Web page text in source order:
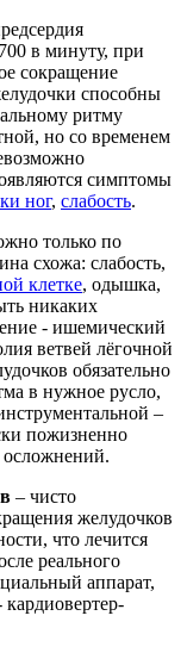
в минуту, при
сокращение
способны
ритму
но со временем
симптомы
ног, слабость.
только по
схожа: слабость,
клетке, одышка,
никаких
- ишемический
ветвей лёгочной
обязательно
в нужное русло,
–
пожизненно
осложнений.
– чисто
желудочков
что лечится
реального
аппарат,